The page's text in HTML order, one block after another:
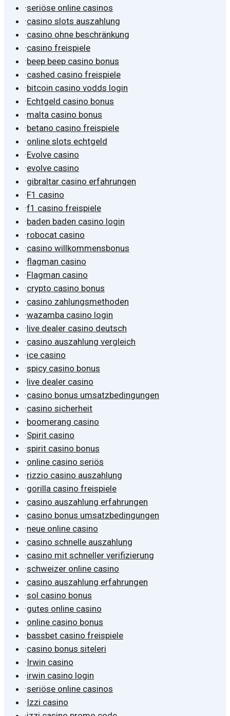
·seriöse online casinos
·casino slots auszahlung
·casino ohne beschränkung
·casino freispiele
·beep beep casino bonus
·cashed casino freispiele
·bitcoin casino vodds login
·Echtgeld casino bonus
·malta casino bonus
·betano casino freispiele
·online slots echtgeld
·Evolve casino
·evolve casino
·gibraltar casino erfahrungen
·F1 casino
·f1 casino freispiele
·baden baden casino login
·robocat casino
·casino willkommensbonus
·flagman casino
·Flagman casino
·crypto casino bonus
·casino zahlungsmethoden
·wazamba casino login
·live dealer casino deutsch
·casino auszahlung vergleich
·ice casino
·spicy casino bonus
·live dealer casino
·casino bonus umsatzbedingungen
·casino sicherheit
·boomerang casino
·Spirit casino
·spirit casino bonus
·online casino seriös
·rizzio casino auszahlung
·gorilla casino freispiele
·casino auszahlung erfahrungen
·casino bonus umsatzbedingungen
·neue online casino
·casino schnelle auszahlung
·casino mit schneller verifizierung
·schweizer online casino
·casino auszahlung erfahrungen
·sol casino bonus
·gutes online casino
·online casino bonus
·bassbet casino freispiele
·casino bonus siteleri
·Irwin casino
·irwin casino login
·seriöse online casinos
·Izzi casino